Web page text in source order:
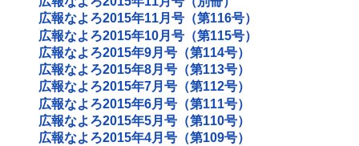
広報なよろ2015年11月号（第116号）
広報なよろ2015年10月号（第115号）
広報なよろ2015年9月号（第114号）
広報なよろ2015年8月号（第113号）
広報なよろ2015年7月号（第112号）
広報なよろ2015年6月号（第111号）
広報なよろ2015年5月号（第110号）
広報なよろ2015年4月号（第109号）